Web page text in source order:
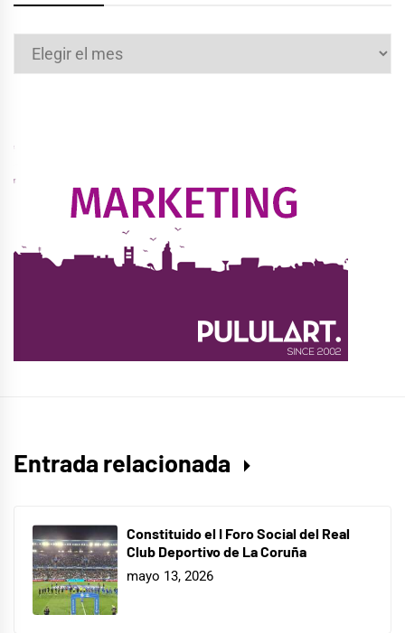
Archivos
Entrada relacionada
Constituido el I Foro Social del Real
Club Deportivo de La Coruña
mayo 13, 2026